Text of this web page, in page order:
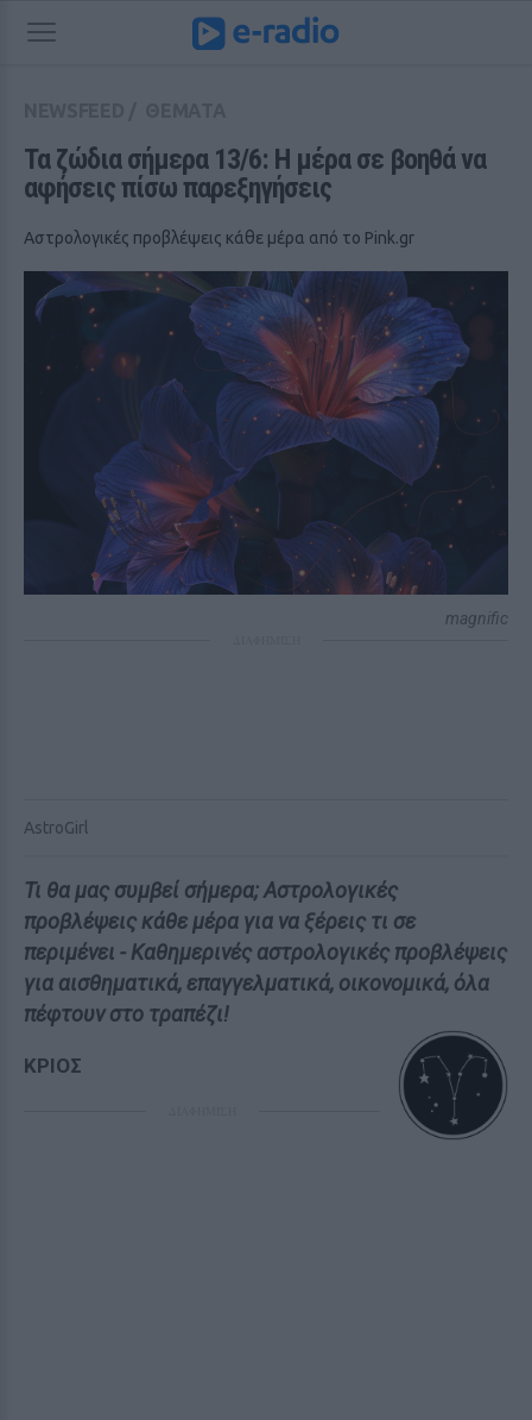
Τα ζώδια σήμερα 13/6: Η μέρα σε βοηθά να
αφήσεις πίσω παρεξηγήσεις
Αστρολογικές προβλέψεις κάθε μέρα από το Pink.gr
magnific
AstroGirl
Τι θα μας συμβεί σήμερα; Αστρολογικές
προβλέψεις κάθε μέρα για να ξέρεις τι σε
περιμένει - Καθημερινές αστρολογικές προβλέψεις
για αισθηματικά, επαγγελματικά, οικονομικά, όλα
πέφτουν στο τραπέζι!
ΚΡΙΟΣ